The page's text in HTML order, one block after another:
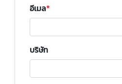
อีเมล
บริษัท